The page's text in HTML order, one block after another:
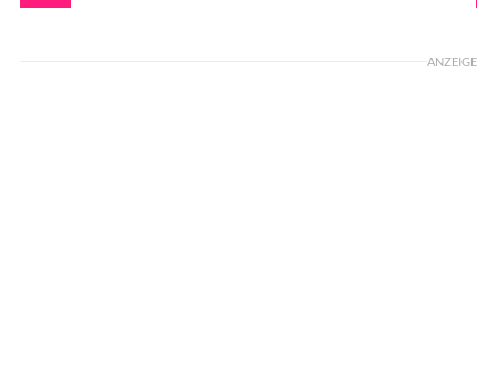
ANZEIGE